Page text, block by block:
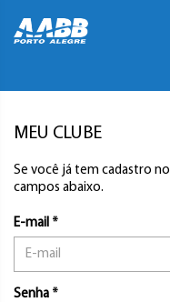
MEU CLUBE
Se você já tem cadastro no
campos abaixo.
E-mail *
Senha *